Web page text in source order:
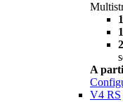
A
V4 RS